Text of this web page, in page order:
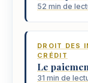
52 min de
DROIT DES
CRÉDIT
Le
31 min de